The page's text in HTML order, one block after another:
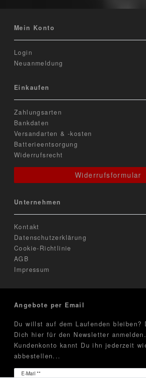
Mein Konto
Login
Neuanmeldung
Einkaufen
Zahlungsarten
Bankdaten
Versandarten & -kosten
Batterieentsorgung
Widerrufsrecht
Widerrufsformular
Unternehmen
Kontakt
Datenschutzerklärung
Cookie-Richtlinie
AGB
Impressum
Angebote per Email
Du willst auf dem Laufenden bleiben?
Dich hier für den Newsletter
Kundenkonto kannt Du ihn jederzeit
abbestellen...
E-Mail **
Newsletter